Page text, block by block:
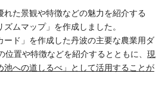
た景観や特徴などの魅力を紹介する
ズムマップ」を作成しました。
ード」を作成した丹波の主要な農業用ダ
置や特徴などを紹介するとともに、 現
池への道しるべ」として活用することが